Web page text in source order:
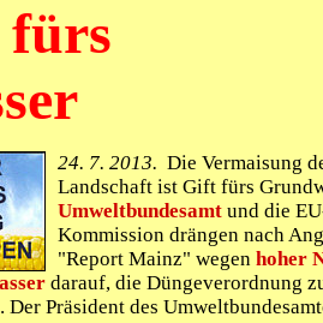
24. 7. 2013. Die Vermaisung
Landschaft ist Gift fürs
Umweltbundesamtund die
Kommission drängen nach
"Report Mainz" wegen hoher
darauf, die Düngeverordnung
Der Präsident des